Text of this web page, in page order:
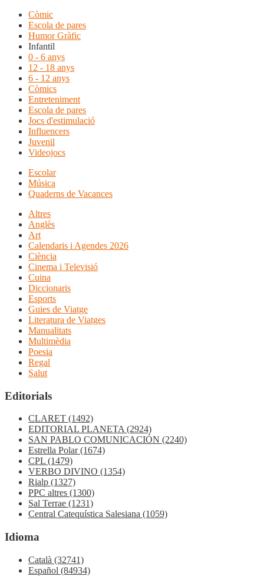
Còmic
Escola de pares
Humor Gràfic
Infantil
0 - 6 anys
12 - 18 anys
6 - 12 anys
Còmics
Entreteniment
Escola de pares
Jocs d'estimulació
Influencers
Juvenil
Videojocs
Escolar
Música
Quaderns de Vacances
Altres
Anglès
Art
Calendaris i Agendes 2026
Ciència
Cinema i Televisió
Cuina
Diccionaris
Esports
Guies de Viatge
Literatura de Viatges
Manualitats
Multimèdia
Poesia
Regal
Salut
Editorials
CLARET (1492)
EDITORIAL PLANETA(2924)
SAN PABLO COMUNICACIÓN (2240)
Estrella Polar(1674)
CPL (1479)
VERBO DIVINO (1354)
Rialp (1327)
PPC altres (1300)
Sal Terrae (1231)
Central Catequística Salesiana (1059)
Idioma
Català (32741)
Español (84934)